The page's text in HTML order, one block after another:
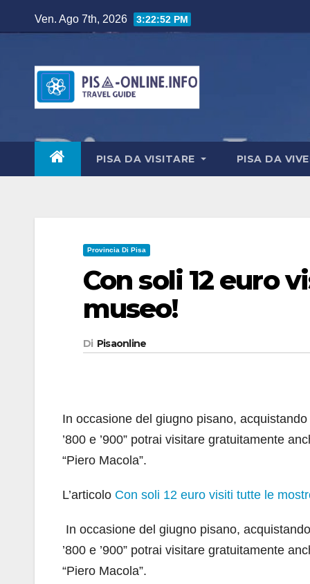
al
Ven. Ago 7th, 2026 3:22:53 PM
PISA DA VISITARE PISA DA
Provincia Di Pisa
Con soli 12 euro
museo!
Di Pisaonline
In occasione del giugno pisano,
’800 e ’900” potrai visitare gratuitamente
“Piero Macola”.
L’articolo Con soli 12 euro visiti tutte le
In occasione del giugno pisano,
’800 e ’900” potrai visitare gratuitamente
“Piero Macola”.